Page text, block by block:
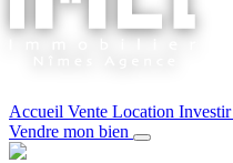
Accueil Vente Location Investir
Vendre mon bien